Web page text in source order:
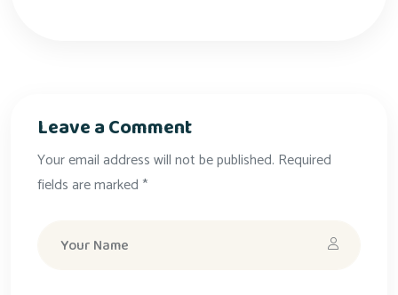
Leave a Comment
Your email address will not be published. Required
fields are marked *